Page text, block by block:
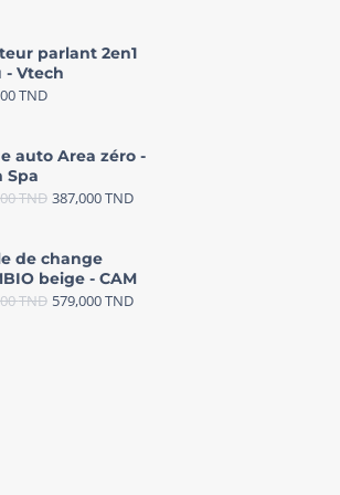
parlant 2en1
- Vtech
TND
auto Area zéro -
Spa
TND 387,000TND
de change
beige - CAM
TND 579,000TND